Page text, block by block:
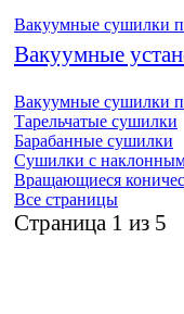
Вакуумные сушилки
Вакуумные
Вакуумные сушилки
Тарельчатые сушилки
Барабанные сушилки
Сушилки с наклонным
Вращающиеся
Все страницы
Cтраница 1 из 5